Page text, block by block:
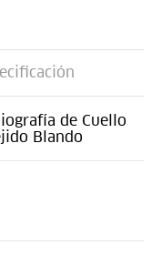
de Cuello
Blando